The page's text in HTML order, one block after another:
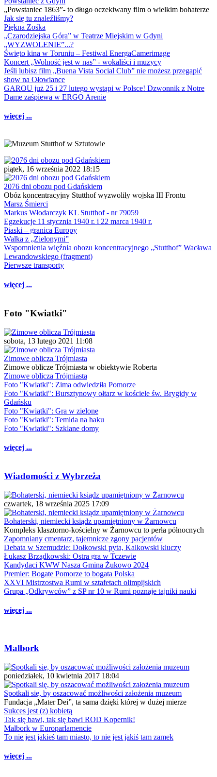
„Powstaniec 1863”- to długo oczekiwany film o wielkim bohaterze
Jak się tu znaleźliśmy?
Piękna Zośka
„Czarodziejska Góra” w Teatrze Miejskim w Gdyni
„WYZWOLENIE”...?
Święto kina w Toruniu – Festiwal EnergaCamerimage
Koncert „Wolność jest w nas” - wokaliści i muzycy
Jeśli lubisz film „Buena Vista Social Club” nie możesz przegapić
show na Ołowiance
GAROU już 25 i 27 lutego wystąpi w Polsce! Dzwonnik z Notre
Dame zaśpiewa w ERGO Arenie
więcej ...
piątek, 16 września 2022 18:15
2076 dni obozu pod Gdańskiem
Obóz koncentracyjny Stutthof wyzwoliły wojska III Frontu
Marsz Śmierci
Markus Włodarczyk KL Stutthof - nr 79059
Egzekucje 11 stycznia 1940 r. i 22 marca 1940 r.
Piaski – granica Europy
Walka z „Zielonymi”
Wspomnienia więźnia obozu koncentracyjnego „Stutthof” Wacława
Lewandowskiego (fragment)
Pierwsze transporty
więcej ...
Foto "Kwiatki"
sobota, 13 lutego 2021 11:08
Zimowe oblicza Trójmiasta
Zimowe oblicze Trójmiasta w obiektywie Roberta
Zimowe oblicza Trójmiasta
Foto "Kwiatki": Zima odwiedziła Pomorze
Foto "Kwiatki": Bursztynowy ołtarz w kościele św. Brygidy w
Gdańsku
Foto "Kwiatki": Gra w zielone
Foto "Kwiatki": Temida na haku
Foto "Kwiatki": Szklane domy
więcej ...
Wiadomości z Wybrzeża
czwartek, 18 września 2025 17:09
Bohaterski, niemiecki ksiądz upamiętniony w Żarnowcu
Kompleks klasztorno-kościelny w Żarnowcu to perła północnych
Zapomniany cmentarz, tajemnicze zgony pacjentów
Debata w Szemudzie: Dołkowski pyta, Kalkowski kluczy
Łukasz Brządkowski: Ostra gra w Tczewie
Kandydaci KWW Nasza Gmina Żukowo 2024
Premier: Bogate Pomorze to bogata Polska
XXVI Mistrzostwa Rumi w sztafetach olimpijskich
Grupa „Odkrywców” z SP nr 10 w Rumi poznaje tajniki nauki
więcej ...
Malbork
poniedziałek, 10 kwietnia 2017 18:04
Spotkali się, by oszacować możliwości założenia muzeum
Fundacja „Mater Dei”, ta sama dzięki której w dużej mierze
Sukces jest (z) kobietą
Tak się bawi, tak się bawi ROD Kopernik!
Malbork w Europarlamencie
To nie jest jakieś tam miasto, to nie jest jakiś tam zamek
więcej ...